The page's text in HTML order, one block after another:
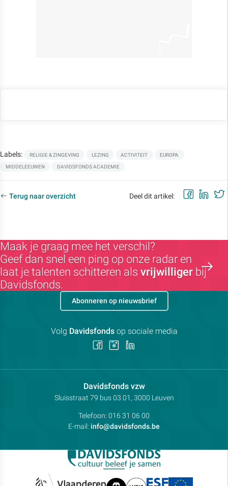
Labels: RELIGIE & ZINGEVING LEZING ACTIVITEIT EUROPA
MIDDELEEUWEN DAVIDSFONDS ACADEMIE
Terug naar overzicht Deel dit artikel:
Maak je graag mee het verschil?
Geef dan snel een ping op onze radar en
laat je talenten schitteren als vrijwilliger bij
Davidsfonds.
Davidsfonds vzwContactpersoon:
Adres:
Sluisstraat 79 bus 03.01, 3000 Leuven
Telefoon: 016 31 06 00
E-mail: info@davidsfonds.be
Abonneren op nieuwsbrief
Volg Davidsfondsop sociale media
Volg Volg